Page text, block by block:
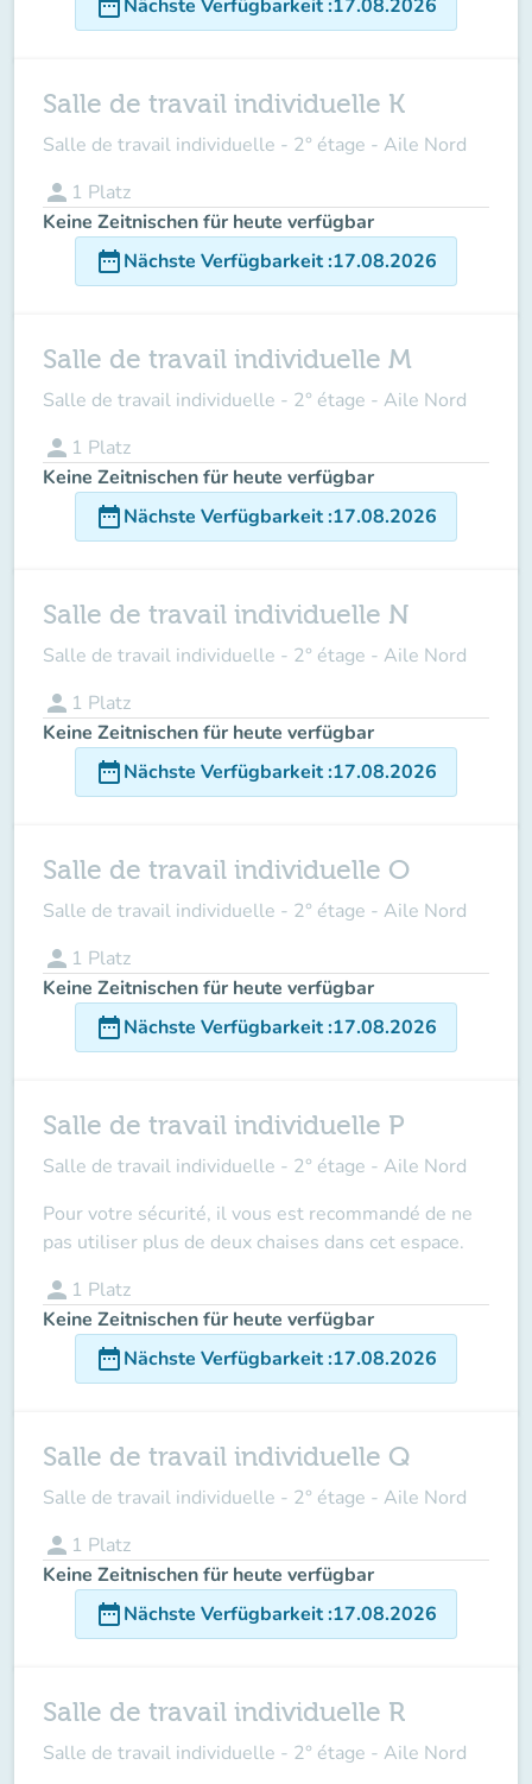
Nächste Verfügbarkeit:17.08.2026
Salle de travail individuelle K
Salle de travail individuelle - 2° étage - Aile Nord
person 1 Platz
Keine Zeitnischen für heute verfügbar
date_rangeNächste Verfügbarkeit:17.08.2026
Salle de travail individuelle M
Salle de travail individuelle - 2° étage - Aile Nord
person 1 Platz
Keine Zeitnischen für heute verfügbar
date_rangeNächste Verfügbarkeit:17.08.2026
Salle de travail individuelle N
Salle de travail individuelle - 2° étage - Aile Nord
person 1 Platz
Keine Zeitnischen für heute verfügbar
date_rangeNächste Verfügbarkeit:17.08.2026
Salle de travail individuelle O
Salle de travail individuelle - 2° étage - Aile Nord
person 1 Platz
Keine Zeitnischen für heute verfügbar
date_rangeNächste Verfügbarkeit:17.08.2026
Salle de travail individuelle P
Salle de travail individuelle - 2° étage - Aile Nord
Pour votre sécurité, il vous est recommandé de ne
pas utiliser plus de deux chaises dans cet espace.
person 1 Platz
Keine Zeitnischen für heute verfügbar
date_rangeNächste Verfügbarkeit:17.08.2026
Salle de travail individuelle Q
Salle de travail individuelle - 2° étage - Aile Nord
person 1 Platz
Keine Zeitnischen für heute verfügbar
date_rangeNächste Verfügbarkeit:17.08.2026
Salle de travail individuelle R
Salle de travail individuelle - 2° étage - Aile Nord